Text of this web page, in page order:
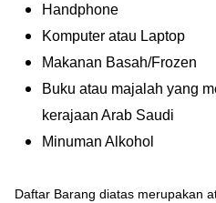
Handphone
Komputer atau Laptop
Makanan Basah/Frozen
Buku atau majalah yang
kerajaan Arab Saudi
Minuman Alkohol
Daftar Barang diatas merupakan